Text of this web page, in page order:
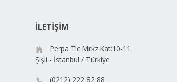
İLETİŞİM
Perpa Tic.Mrkz.Kat:10-11
Şişli - İstanbul / Türkiye
(0212) 222 82 88